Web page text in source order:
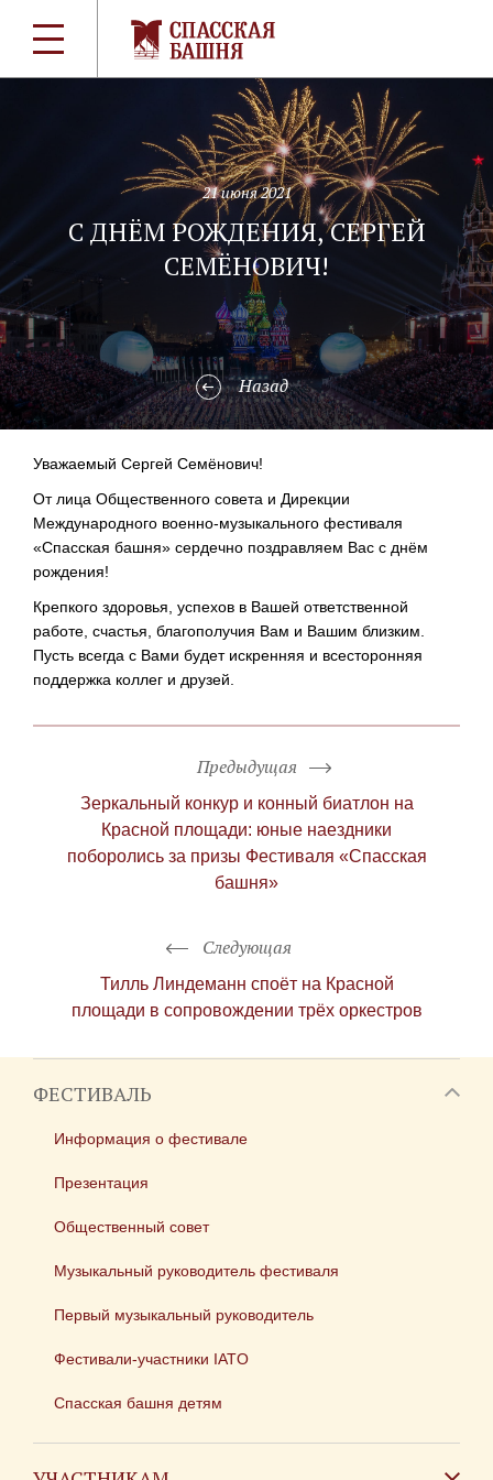
21 июня 2021
С ДНЁМ РОЖДЕНИЯ, СЕРГЕЙ
СЕМЁНОВИЧ!
Назад
Уважаемый Сергей Семёнович!
От лица Общественного совета и Дирекции
Международного военно-музыкального фестиваля
«Спасская башня» сердечно поздравляем Вас с днём
рождения!
Крепкого здоровья, успехов в Вашей ответственной
работе, счастья, благополучия Вам и Вашим близким.
Пусть всегда с Вами будет искренняя и всесторонняя
поддержка коллег и друзей.
Следующая
Тилль Линдеманн споёт на Красной
площади в сопровождении трёх оркестров
Предыдущая
Зеркальный конкур и конный биатлон на
Красной площади: юные наездники
поборолись за призы Фестиваля «Спасская
башня»
ФЕСТИВАЛЬ
Информация о фестивале
Презентация
Общественный совет
Музыкальный руководитель фестиваля
Первый музыкальный руководитель
Фестивали-участники IATO
Спасская башня детям